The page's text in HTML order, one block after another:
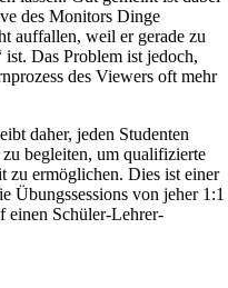
des Monitors Dinge
auffallen, weil er gerade zu
ist. Das Problem ist jedoch,
des Viewers oft mehr
daher, jeden Studenten
begleiten, um qualifizierte
zu ermöglichen. Dies ist einer
Übungssessions von jeher 1:1
einen Schüler-Lehrer-